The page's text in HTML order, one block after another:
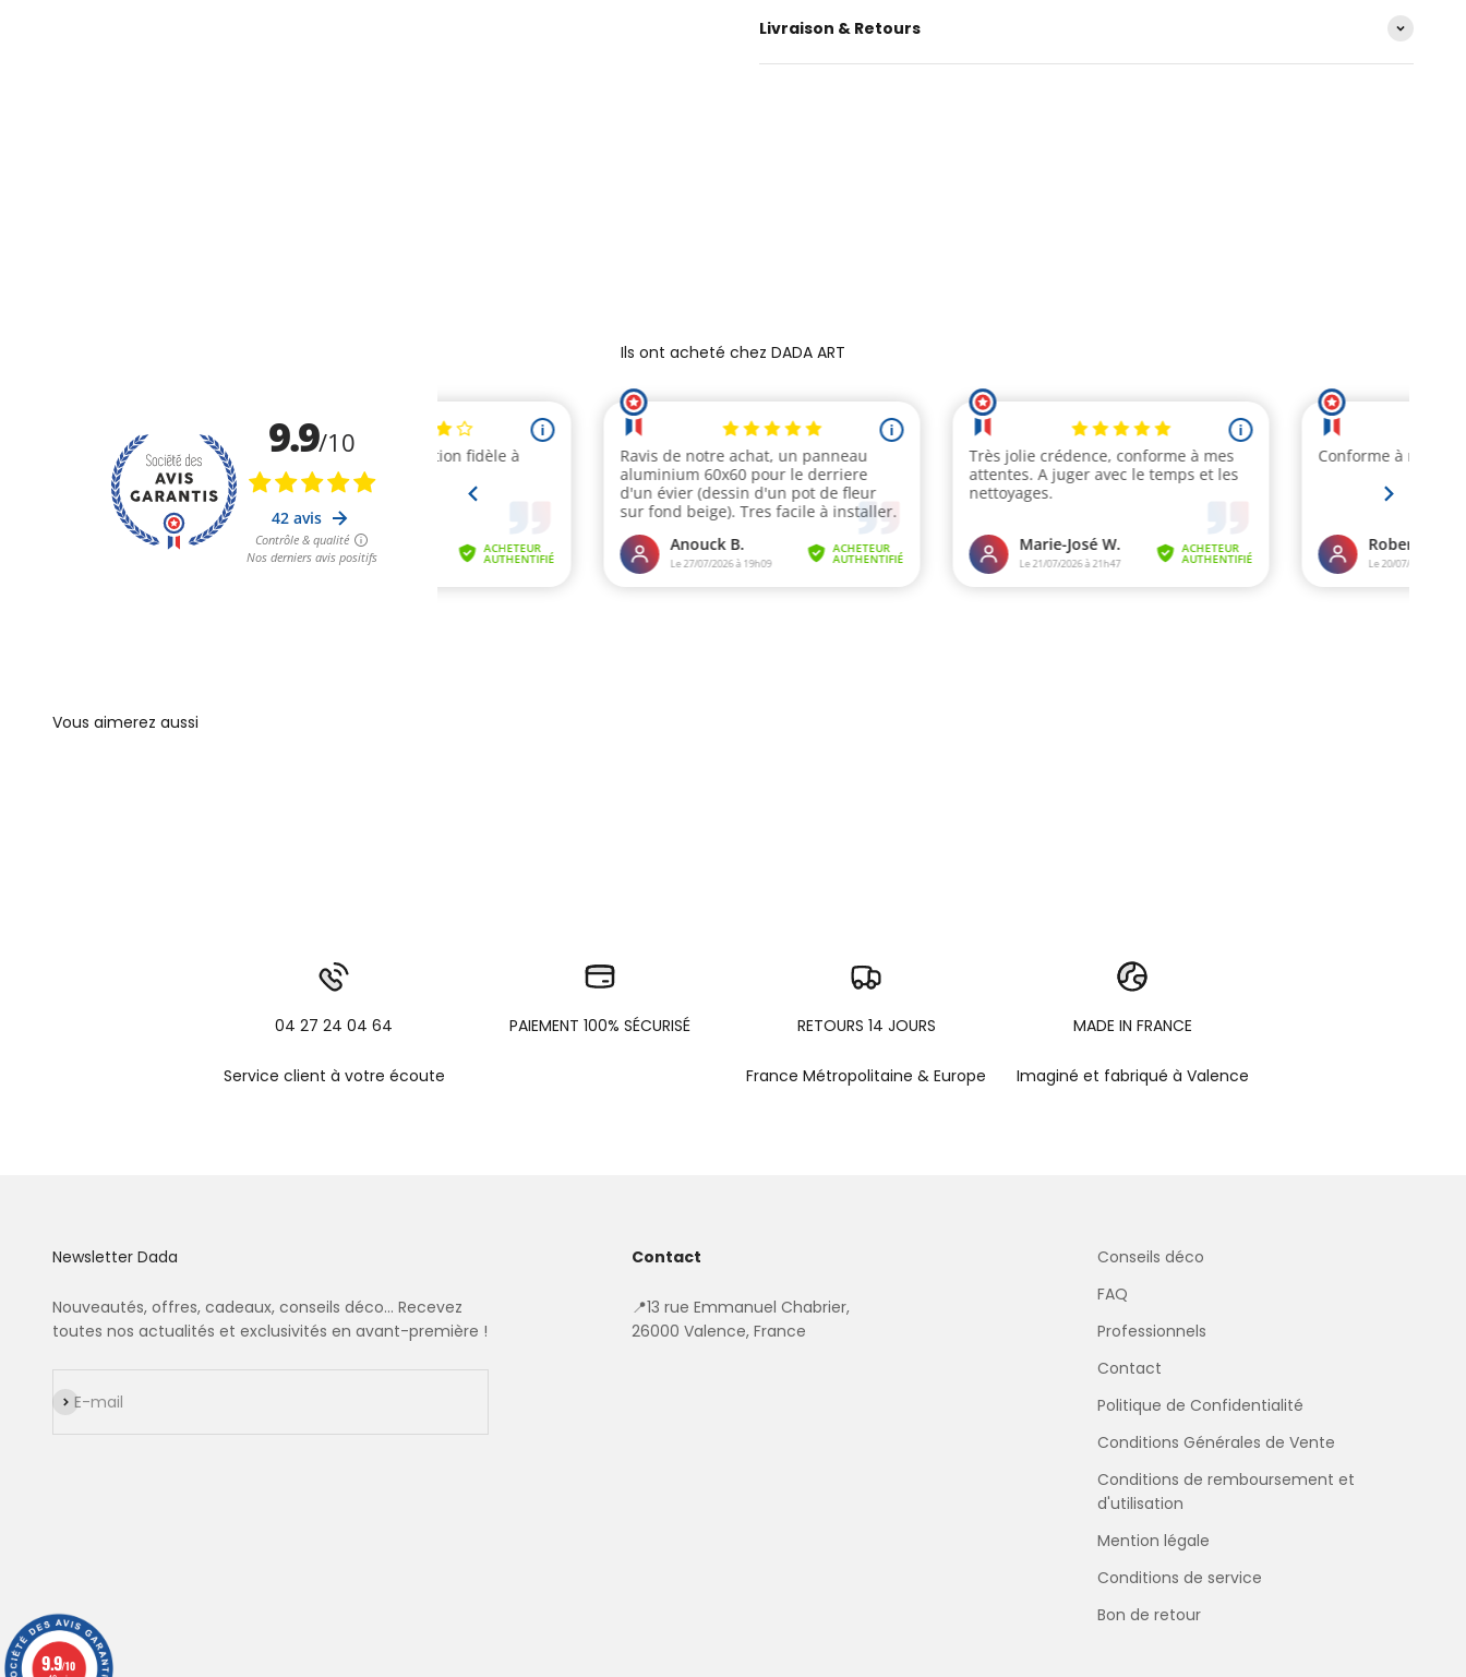
Livraison & Retours
Ils ont acheté chez DADA ART
04 27 24 04 64
Service client à votre écoute
PAIEMENT 100% SÉCURISÉ RETOURS 14 JOURS
France Métropolitaine & Europe
MADE IN FRANCE
Imaginé et fabriqué à Valence
Newsletter Dada
Nouveautés, offres, cadeaux, conseils déco... Recevez
toutes nos actualités et exclusivités en avant-première !
E-mail
S'inscrire
Contact
📍13 rue Emmanuel Chabrier,
26000 Valence, France
Conseils déco
FAQ
Professionnels
Contact
Politique de Confidentialité
Conditions Générales de Vente
Conditions de remboursement et
d'utilisation
Mention légale
Conditions de service
Bon de retour
9.9/10